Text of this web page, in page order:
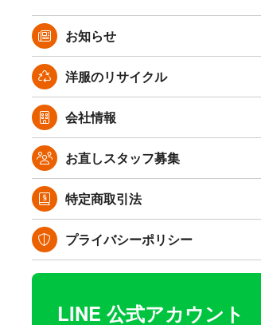
お知らせ
洋服のリサイクル
会社情報
お直しスタッフ募集
特定商取引法
プライバシーポリシー
LINE 公式アカウント